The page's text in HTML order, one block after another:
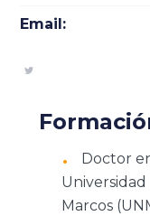
Email:
Doctor
Marcos